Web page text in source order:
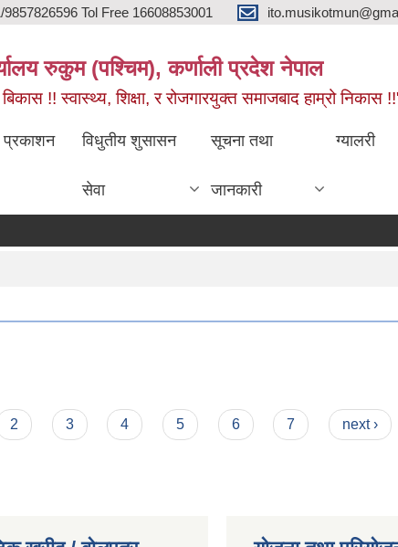
Tol Free 16608853001
रुकुम (पश्चिम), कर्णाली प्रदेश नेपाल
!! स्वास्थ्य, शिक्षा, र रोजगारयुक्त समाजबाद हाम्रो निकास
प्रकाशन विधुतीय शुसासन
सेवा
सूचना तथा
जानकारी
ग्यालरी
2 3 4 5 6 7 next ›